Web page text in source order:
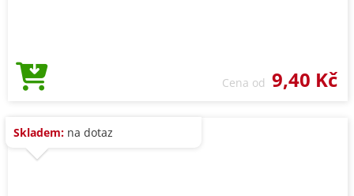
Cena od 9,40 Kč
Skladem: na dotaz